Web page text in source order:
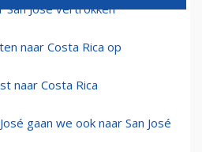
San José vertrokken
naar Costa Rica op
naar Costa Rica
gaan we ook naar San José